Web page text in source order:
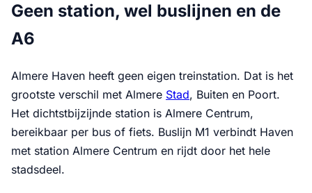
Geen station, wel buslijnen en de
A6
Almere Haven heeft geen eigen treinstation. Dat is het
grootste verschil met Almere Stad, Buiten en Poort.
Het dichtstbijzijnde station is Almere Centrum,
bereikbaar per bus of fiets. Buslijn M1 verbindt Haven
met station Almere Centrum en rijdt door het hele
stadsdeel.